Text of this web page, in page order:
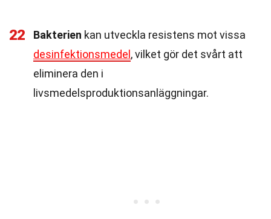
22 Bakterien kan utveckla resistens mot vissa
desinfektionsmedel , vilket gör det svårt att
eliminera den i
livsmedelsproduktionsanläggningar.